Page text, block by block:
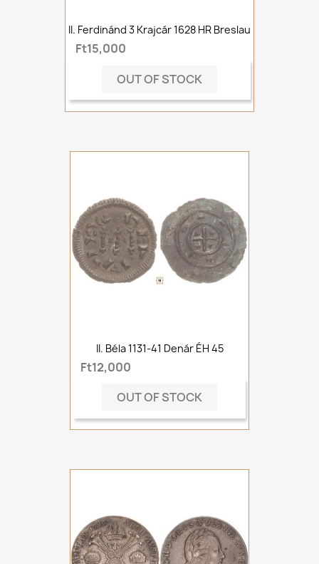
II. Ferdinánd 3 Krajcár 1628 HR Breslau
Ft15,000
OUT OF STOCK
II. Béla 1131-41 Denár ÉH 45
Ft12,000
OUT OF STOCK